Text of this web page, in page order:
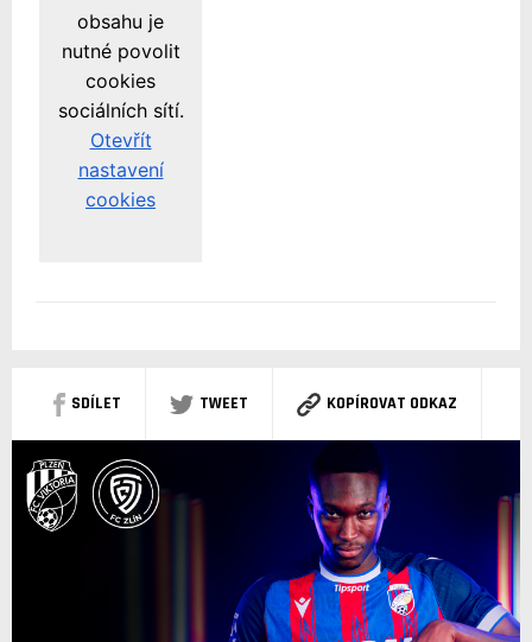
SDÍLET TWEET KOPÍROVAT ODKAZ